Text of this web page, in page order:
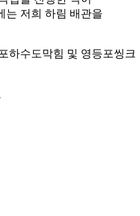
는 저희 하림 배관을
하수도막힘 및 영등포씽크